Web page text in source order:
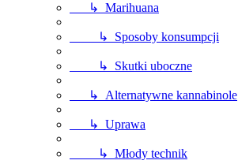
↳ Marihuana
↳ Sposoby konsumpcji
↳ Skutki uboczne
↳ Alternatywne kannabinole
↳ Uprawa
↳ Młody technik